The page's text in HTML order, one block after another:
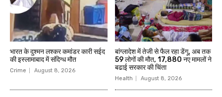
भारत के दुश्मन लश्कर कमांडर कारी सईद
की इस्लामाबाद में संदिग्ध मौत
Crime August 8, 2026
बांग्लादेश में तेजी से फैल रहा डेंगू, अब तक
59 लोगों की मौत, 17,880 नए मामलों ने
बढाई सरकार की चिंता
Health August 8, 2026